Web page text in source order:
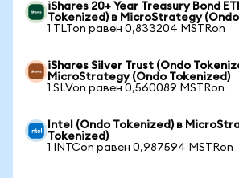
iShares 20+ Year Treasury Bond
Tokenized) в MicroStrategy
1 TLTon равен 0,833204 MSTRon
iShares Silver Trust (Ondo
MicroStrategy (Ondo Tokenized)
1 SLVon равен 0,560089 MSTRon
Intel (Ondo Tokenized) в
Tokenized)
1 INTCon равен 0,987594 MSTRon